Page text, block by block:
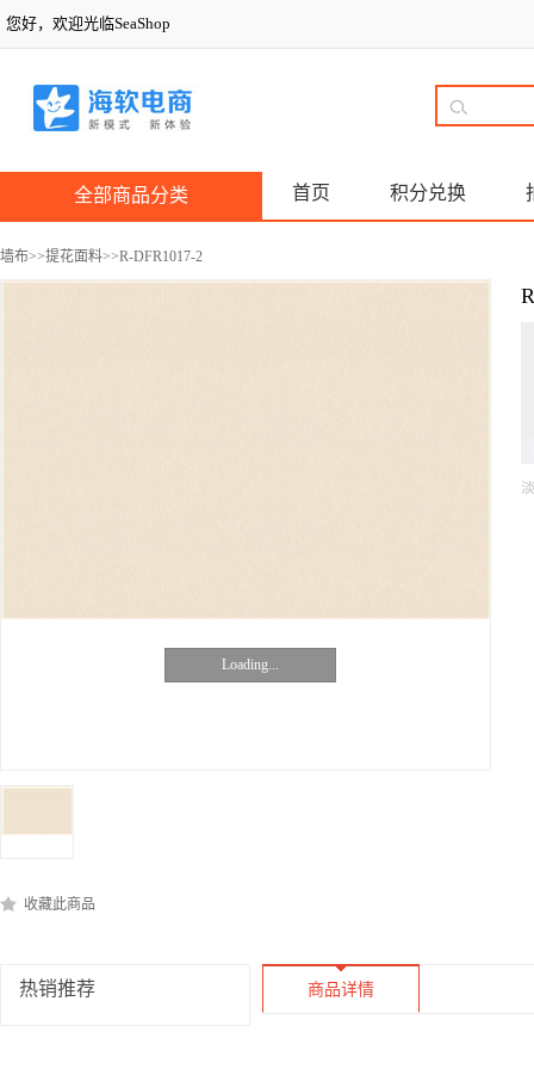
您好，欢迎光临SeaShop
全部商品分类 首页 积分兑换
墙布>>提花面料>>R-DFR1017-2
Loading...
收藏此商品
热销推荐 商品详情